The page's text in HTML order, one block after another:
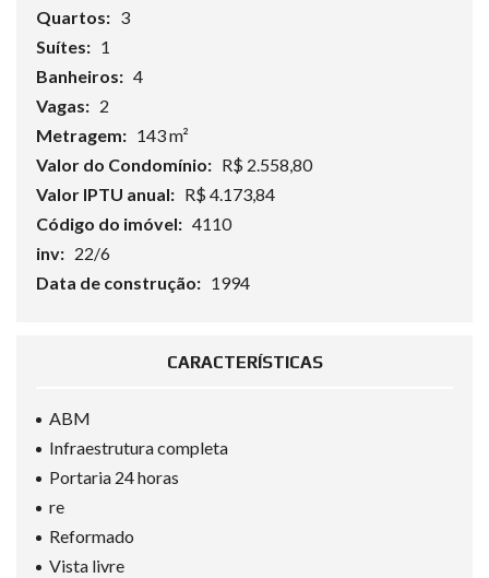
Quartos: 3
Suítes: 1
Banheiros: 4
Vagas: 2
Metragem: 143 m²
Valor do Condomínio: R$ 2.558,80
Valor IPTU anual: R$ 4.173,84
Código do imóvel: 4110
inv: 22/6
Data de construção: 1994
CARACTERÍSTICAS
ABM
Infraestrutura completa
Portaria 24 horas
re
Reformado
Vista livre